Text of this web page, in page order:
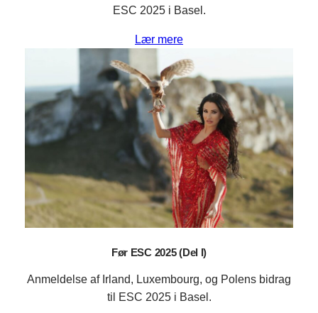
ESC 2025 i Basel.
Lær mere
Før ESC 2025 (Del I)
Anmeldelse af Irland, Luxembourg, og Polens bidrag
til ESC 2025 i Basel.